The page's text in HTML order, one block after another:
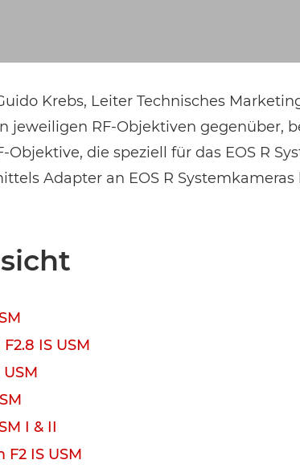
Krebs, Leiter Technisches
jeweiligen RF-Objektiven gegenüber,
die speziell für das EOS R
Adapter an EOS R
IS USM
I & II
F2 IS USM